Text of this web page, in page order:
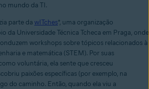
mundo da TI.
parte da wITches*, uma organização
da Universidade Técnica Tcheca em Praga, onde
workshops sobre tópicos relacionados à
e matemática (STEM). Por suas
voluntária, ela sente que cresceu
paixões específicas (por exemplo, na
do caminho. Então, quando ela viu a